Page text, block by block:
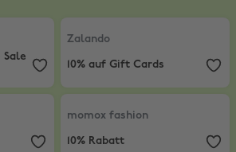
Sale Styles
Sale
Zalando
Zalando
10% auf Gift Cards
momox fashion
momox fashion
10% Rabatt